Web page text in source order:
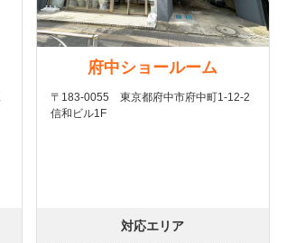
府中ショールーム
〒183-0055 東京都府中市府中町1-12-2
信和ビル1F
対応エリア